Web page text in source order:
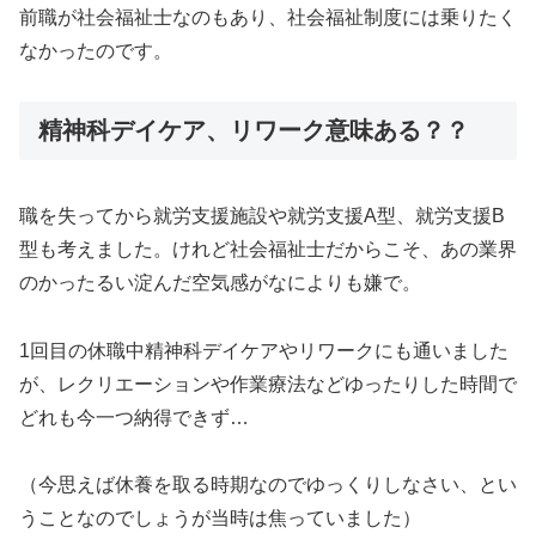
前職が社会福祉士なのもあり、社会福祉制度には乗りたく
なかったのです。
精神科デイケア、リワーク意味ある？？
職を失ってから就労支援施設や就労支援A型、就労支援B
型も考えました。けれど社会福祉士だからこそ、あの業界
のかったるい淀んだ空気感がなによりも嫌で。
1回目の休職中精神科デイケアやリワークにも通いました
が、レクリエーションや作業療法などゆったりした時間で
どれも今一つ納得できず…
（今思えば休養を取る時期なのでゆっくりしなさい、とい
うことなのでしょうが当時は焦っていました）